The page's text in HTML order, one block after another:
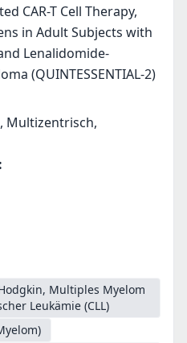
CAR-T Cell Therapy,
in Adult Subjects with
Lenalidomide-
(QUINTESSENTIAL-2)
Multizentrisch,
:
Multiples Myelom
Leukämie (CLL)